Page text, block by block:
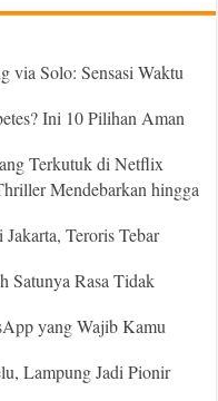
via Solo: Sensasi Waktu
Ini 10 Pilihan Aman
Terkutuk di Netflix
Mendebarkan hingga
Teroris Tebar
Satunya Rasa Tidak
yang Wajib Kamu
Lampung Jadi Pionir